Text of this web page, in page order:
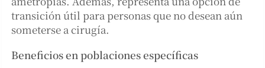
transición útil para personas que no desean aún
someterse a cirugía.
Beneficios en poblaciones específicas